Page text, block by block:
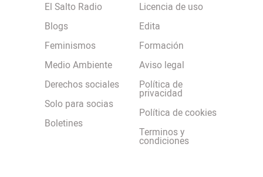
El Salto Radio
Blogs
Feminismos
Medio Ambiente
Derechos sociales
Solo para socias
Boletines
Licencia de uso
Edita
Formación
Aviso legal
Política de
privacidad
Política de cookies
Terminos y
condiciones